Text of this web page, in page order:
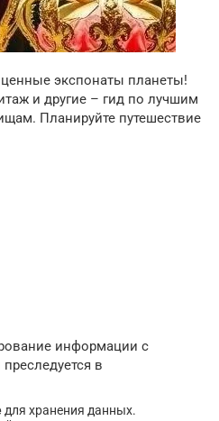
экспонаты планеты!
и другие – гид по лучшим
Планируйте путешествие
информации с
преследуется в
для хранения данных.